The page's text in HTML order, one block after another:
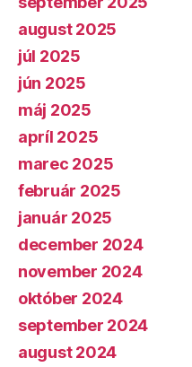
august 2025
júl 2025
jún 2025
máj 2025
apríl 2025
marec 2025
február 2025
január 2025
december 2024
november 2024
október 2024
september 2024
august 2024